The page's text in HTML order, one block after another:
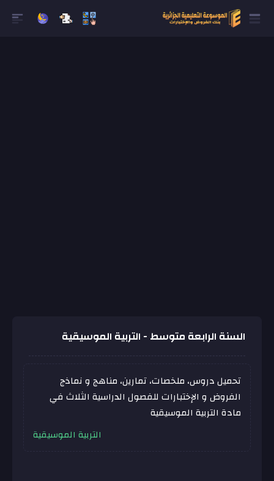
السنة الرابعة متوسط - التربية الموسيقية
تحميل دروس، ملخصات، تمارين، مناهج و نماذج
الفروض و الإختبارات للفصول الدراسية الثلاث في
مادة التربية الموسيقية
التربية الموسيقية